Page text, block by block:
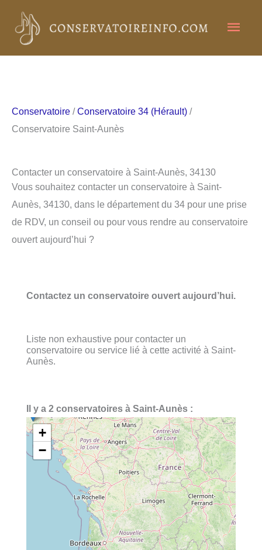
contenu
Conservatoire /Conservatoire 34 (Hérault) /
Conservatoire Saint-Aunès
Contacter un conservatoire à Saint-Aunès, 34130
Vous souhaitez contacter un conservatoire à Saint-
Aunès, 34130, dans le département du 34 pour une prise
de RDV, un conseil ou pour vous rendre au conservatoire
ouvert aujourd’hui ?
Contactez un conservatoire ouvert aujourd’hui.
Liste non exhaustive pour contacter un
conservatoire ou service lié à cette activité à Saint-
Aunès.
Il y a 2 conservatoires à Saint-Aunès :
+
−